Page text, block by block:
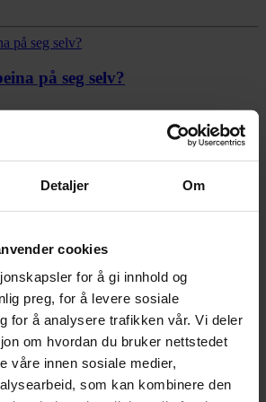
Detaljer Om
cookies
for å gi innhold og
preg, for å levere sosiale
for å analysere trafikken vår. Vi deler
om hvordan du bruker nettstedet
våre innen sosiale medier,
som kan kombinere den
på seg selv?
vil dominere norsk politikk og
framover. Tett og konsentrert utbygging er
på bloggen sin. Han snakker også om dette
konferanse 2016.
uke 23
her